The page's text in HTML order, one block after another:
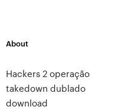
About
Hackers 2 operação
takedown dublado
download